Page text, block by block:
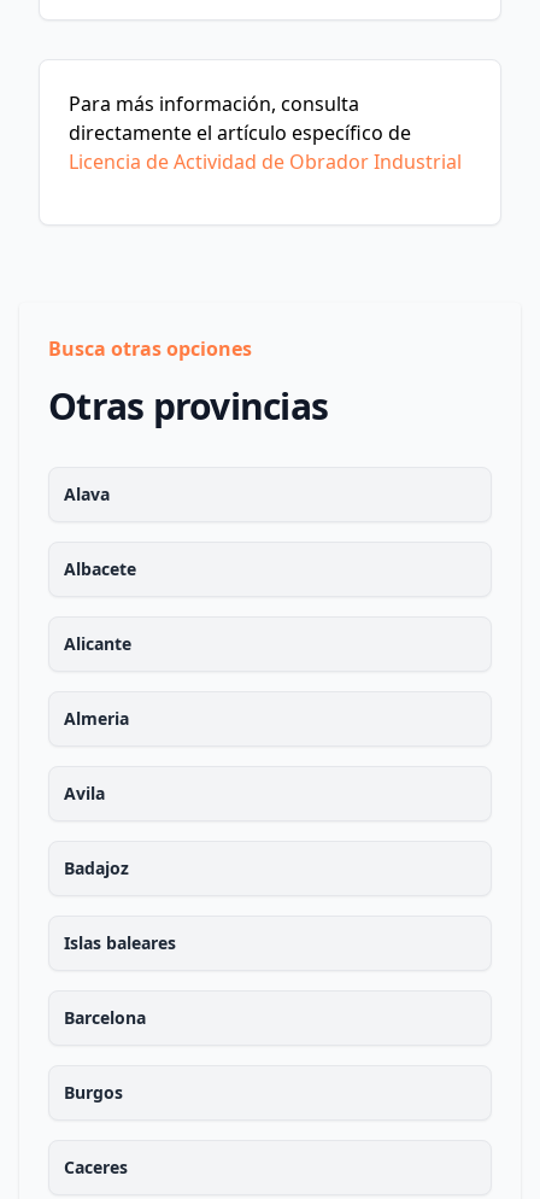
Para más información, consulta
directamente el artículo específico de
Licencia de Actividad de Obrador Industrial
Busca otras opciones
Otras provincias
Alava
Albacete
Alicante
Almeria
Avila
Badajoz
Islas baleares
Barcelona
Burgos
Caceres